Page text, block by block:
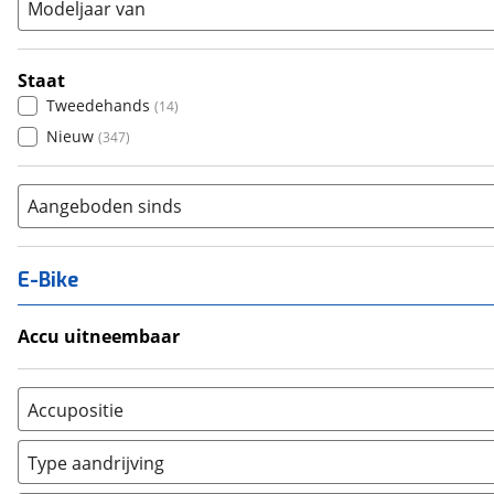
Modeljaar van
Staat
Tweedehands (14)
Nieuw (347)
Aangeboden sinds
E-Bike
Accu uitneembaar
Nee, vast (3)
Accupositie
Bagagedrager (1)
Frame (167)
Type aandrijving